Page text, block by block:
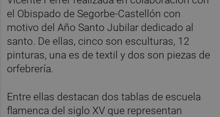
el Obispado de Segorbe-Castellón con
motivo del Año Santo Jubilar dedicado al
santo. De ellas, cinco son esculturas, 12
pinturas, una es de textil y dos son piezas de
orfebrería.
Entre ellas destacan dos tablas de escuela
flamenca del siglo XV que representan